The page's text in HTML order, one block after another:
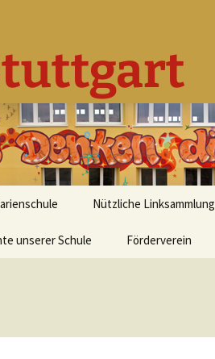
Nützliche Linksammlung
unserer Schule Förderverein